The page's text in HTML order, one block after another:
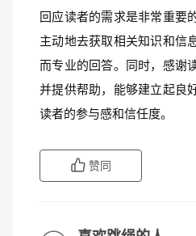
回应读者的需求是非常重要
主动地去获取相关知识和信
而专业的回答。同时，感谢
并提供帮助，能够建立起良
读者的参与感和信任度。
赞同